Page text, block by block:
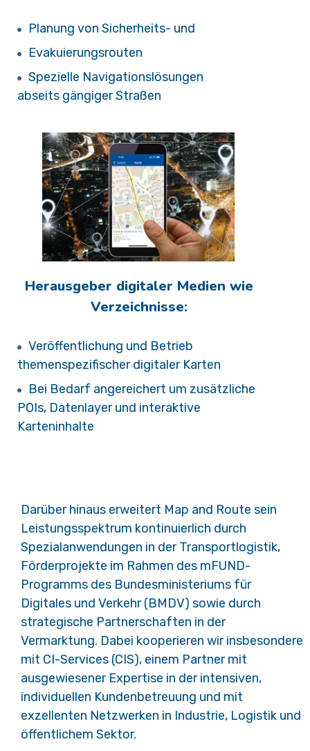
Planung von Sicherheits- und
Evakuierungsrouten
Spezielle Navigationslösungen
abseits gängiger Straßen
Herausgeber digitaler Medien wie
Verzeichnisse:
Veröffentlichung und Betrieb
themenspezifischer digitaler Karten
Bei Bedarf angereichert um zusätzliche
POIs, Datenlayer und interaktive
Karteninhalte
Darüber hinaus erweitert Map and Route sein
Leistungsspektrum kontinuierlich durch
Spezialanwendungen in der Transportlogistik,
Förderprojekte im Rahmen des mFUND-
Programms des Bundesministeriums für
Digitales und Verkehr (BMDV) sowie durch
strategische Partnerschaften in der
Vermarktung. Dabei kooperieren wir insbesondere
mit CI-Services (CIS), einem Partner mit
ausgewiesener Expertise in der intensiven,
individuellen Kundenbetreuung und mit
exzellenten Netzwerken in Industrie, Logistik und
öffentlichem Sektor.